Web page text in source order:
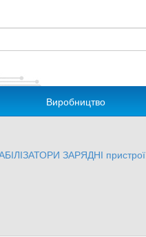
Виробництво
ЗАРЯДНІ пристрої